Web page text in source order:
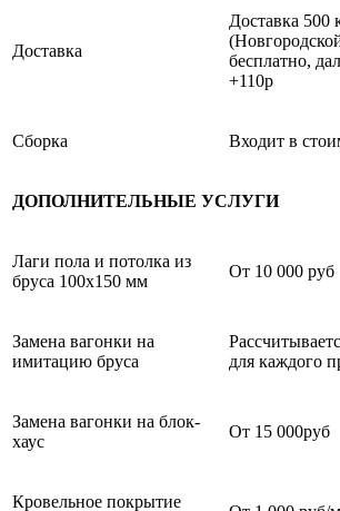
Доставка
Доставка 500
бесплатно,
+110р
Сборка Входит в
ДОПОЛНИТЕЛЬНЫЕ УСЛУГИ
Лаги пола и потолка из
бруса 100х150 мм
От 10 000 руб
Замена вагонки на
имитацию бруса
для каждого
Замена вагонки на блок-
хаус
От 15 000руб
Кровельное покрытие